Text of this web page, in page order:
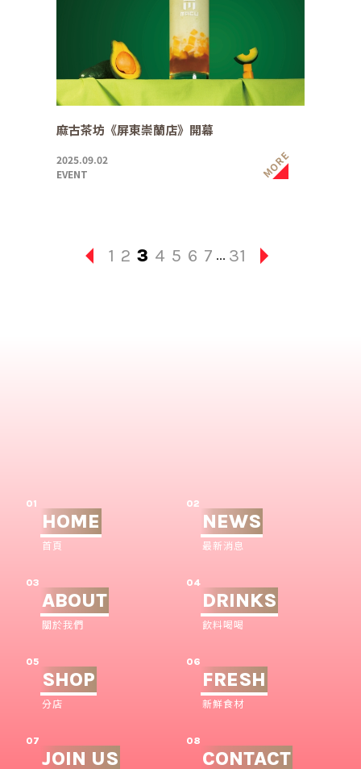
麻古茶坊《屏東崇蘭店》開幕
2025.09.02
EVENT
MORE
1 2 3 4 5 6 7 ... 31
01
HOME
首頁
02
NEWS
最新消息
03
ABOUT
關於我們
04
DRINKS
飲料喝喝
05
SHOP
分店
06
FRESH
新鮮食材
07
JOIN US
08
CONTACT